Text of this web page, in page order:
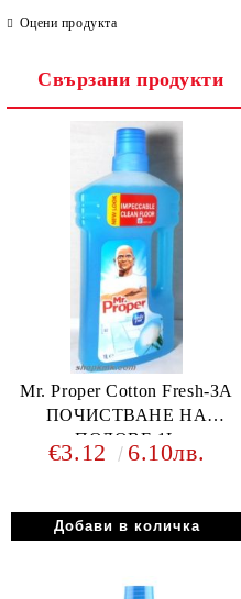
Ние ще се свържем с вас в
Оцени продукта
Свързани продукти
Mr. Proper Cotton Fresh-ЗА
ПОЧИСТВАНЕ НА
ПОДОВЕ 1L
€3.12 6.10лв.